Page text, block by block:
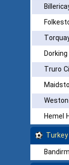
Truro
Hemel
Turkey